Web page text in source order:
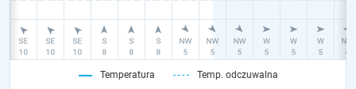
Temperatura Temp. odczuwalna